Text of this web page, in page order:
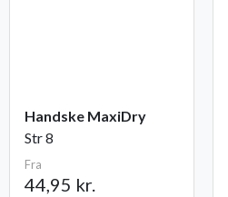
Handske MaxiDry
Str 8
Fra
44,95 kr.